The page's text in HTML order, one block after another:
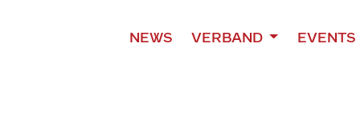
NEWS VERBAND EVENTS